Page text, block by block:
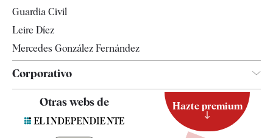
Guardia Civil
Leire Díez
Mercedes González Fernández
Corporativo
Otras webs de Hazte premium